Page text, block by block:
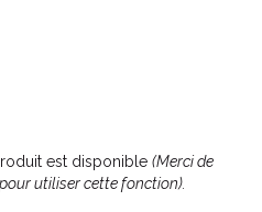
de détoxification, nous
alimentaire détox qui associe
sélectionnés pour
pour sa capacité à
marie, du bouleau et de
fonctions de détoxification du
est disponible (Merci de
utiliser cette fonction).